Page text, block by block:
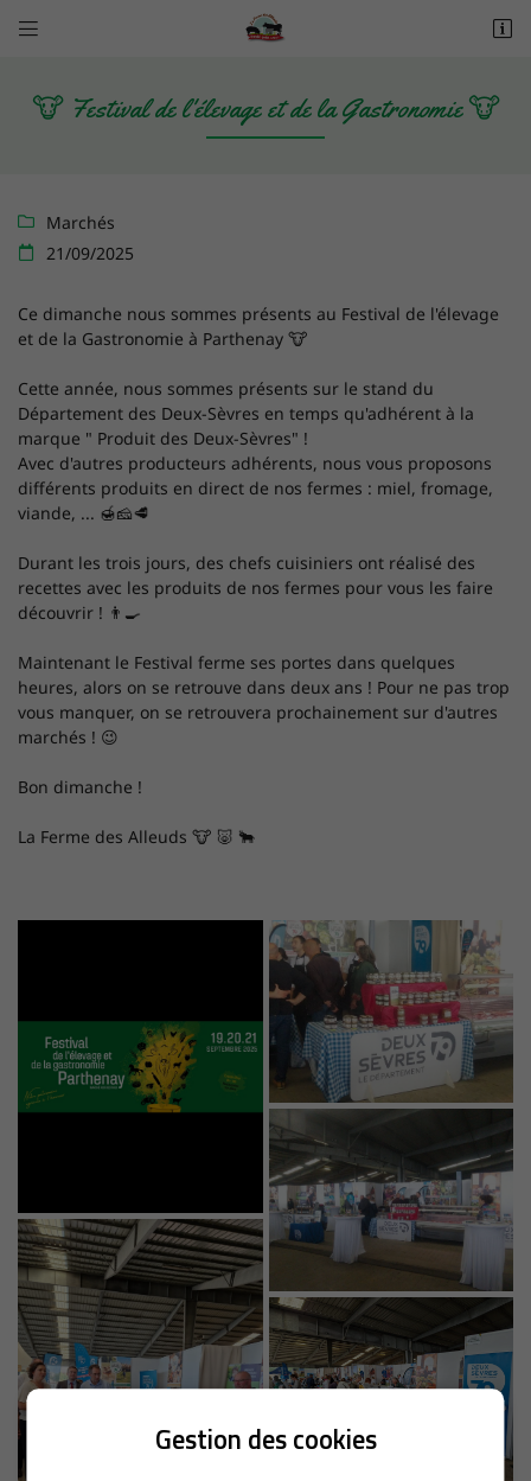
Gestion des cookies
 
Une
06 20 62 89 80
Recopier le code ci-contre
Rafraîchir le captcha
l'adresse email indiqué ci-dessus. Vous pouvez vous désinscrire à tout moment en
utilisantle formulaire de désinscription.
INSCRIPTION
🐮 Festival de l'élevage et de la Gastronomie 🐮
 Marchés
 21/09/2025
Ce dimanche nous sommes présents au Festival de l'élevage
et de la Gastronomie à Parthenay 🐮
Cette année, nous sommes présents sur le stand du
Département des Deux-Sèvres en temps qu'adhérent à la
marque " Produit des Deux-Sèvres" !
Avec d'autres producteurs adhérents, nous vous proposons
différents produits en direct de nos fermes : miel, fromage,
viande, ... 🍯🧀🥩
Durant les trois jours, des chefs cuisiniers ont réalisé des
recettes avec les produits de nos fermes pour vous les faire
découvrir ! 👨‍🍳
Maintenant le Festival ferme ses portes dans quelques
heures, alors on se retrouve dans deux ans ! Pour ne pas trop
vous manquer, on se retrouvera prochainement sur d'autres
marchés ! 😉
Bon dimanche !
La Ferme des Alleuds 🐮 🐷 🐂